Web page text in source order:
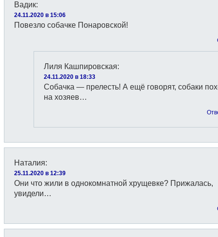
Вадик:
24.11.2020 в 15:06
Повезло собачке Понаровской!
Лиля Кашпировская:
24.11.2020 в 18:33
Собачка — прелесть! А ещё говорят, собаки
на хозяев…
Наталия:
25.11.2020 в 12:39
Они что жили в однокомнатной хрущевке? Прижалась,
увидели…